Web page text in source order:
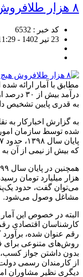
۸ هزار طلافروش هیچ مالیاتی نمی‌پردازند!
کد خبر : 6532
23 تیر 1402 - 11:29
مطابق با آمار ارائه
به قدری پایین تشخیص
به گزارش اخبارکار به
شده توسط سازمان امور
که بیش از نیمی از آن
هزار میلیارد تومان
مشاغل وصول می‌شود.
البته در خصوص این
کارشناسان اقتصادی رقم
رقم عنوان شده،
روش‌های متنوعی برای
بدون داشتن جواز
از کارمندان رسمی
دیگری نظیر مشاوران